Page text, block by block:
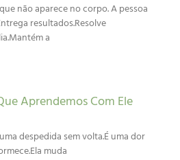
não aparece no corpo. A pessoa
resultados.Resolve
a
Aprendemos Com Ele
despedida sem volta.É uma dor
muda